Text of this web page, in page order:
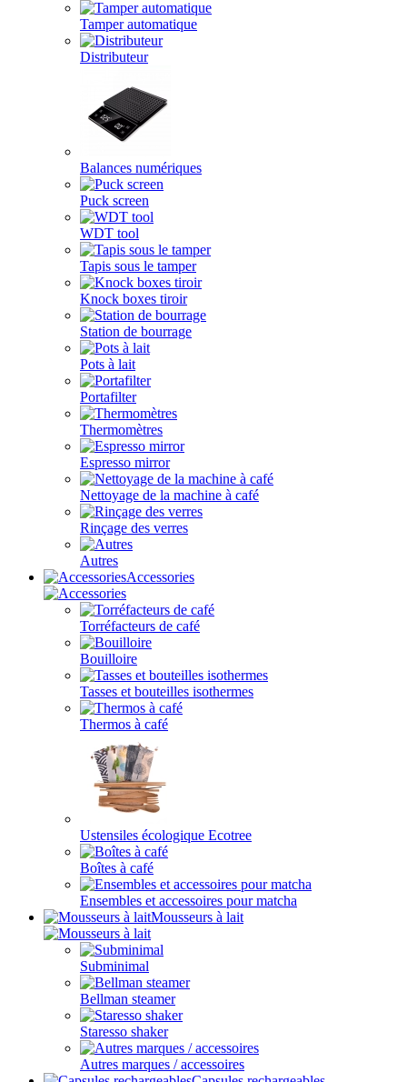
Tamper automatique
Distributeur
Balances numériques
Puck screen
WDT tool
Tapis sous le tamper
Knock boxes tiroir
Station de bourrage
Pots à lait
Portafilter
Thermomètres
Espresso mirror
Nettoyage de la machine à café
Rinçage des verres
Autres
Accessories
Torréfacteurs de café
Bouilloire
Tasses et bouteilles isothermes
Thermos à café
Ustensiles écologique Ecotree
Boîtes à café
Ensembles et accessoires pour matcha
Mousseurs à lait
Subminimal
Bellman steamer
Staresso shaker
Autres marques / accessoires